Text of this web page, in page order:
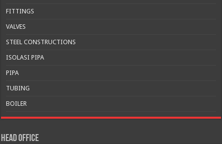
FITTINGS
VALVES
STEEL CONSTRUCTIONS
ISOLASI PIPA
PIPA
TUBING
BOILER
HEAD OFFICE